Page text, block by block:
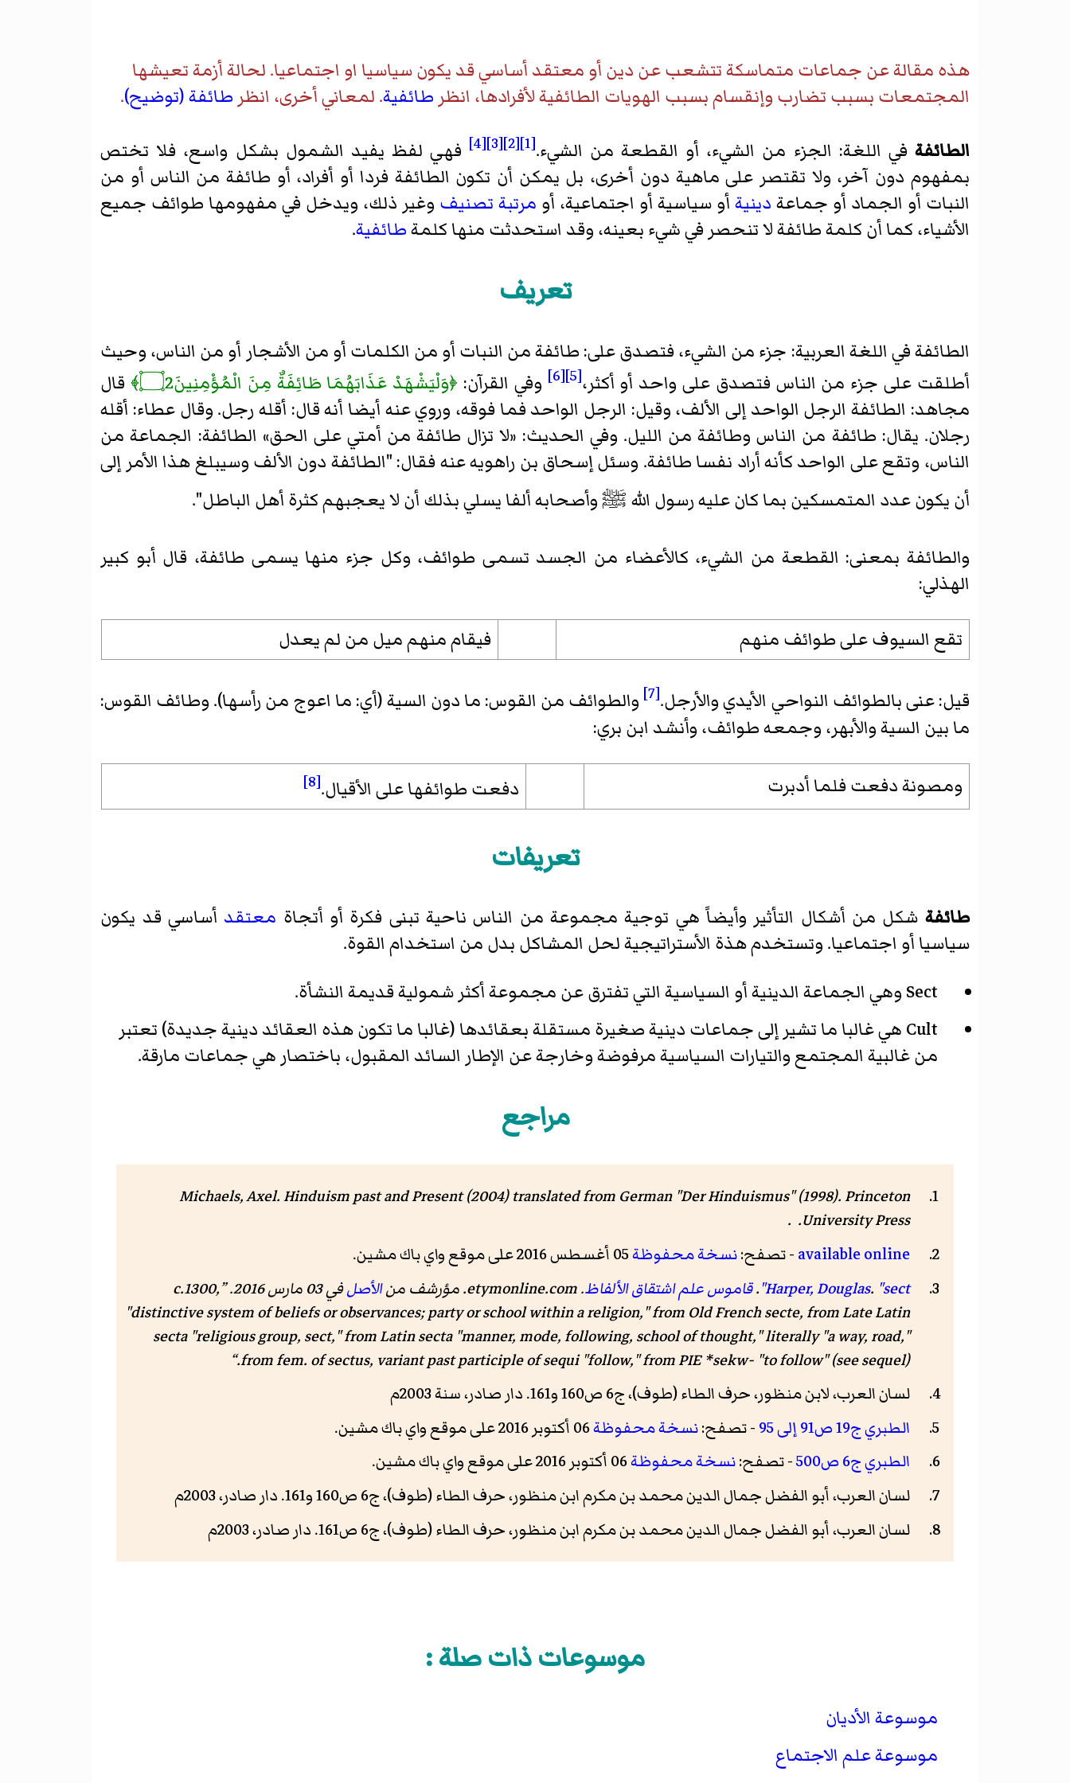
هذه مقالة عن جماعات متماسكة تتشعب عن دين أو معتقد أساسي قد يكون سياسيا او اجتماعيا. لحالة أزمة تعيشها
المجتمعات بسبب تضارب وإنقسام بسبب الهويات الطائفية لأفرادها، انظر طائفية. لمعاني أخرى، انظر طائفة (توضيح).
الطائفة في اللغة: الجزء من الشيء، أو القطعة من الشيء.[1]
[2]
[3]
[4]
فهي لفظ يفيد الشمول بشكل واسع، فلا تختص
بمفهوم دون آخر، ولا تقتصر على ماهية دون أخرى، بل يمكن أن تكون الطائفة فردا أو أفراد، أو طائفة من الناس أو من
النبات أو الجماد أو جماعة دينية أو سياسية أو اجتماعية، أو مرتبة تصنيف وغير ذلك، ويدخل في مفهومها طوائف جميع
الأشياء، كما أن كلمة طائفة لا تنحصر في شيء بعينه، وقد استحدثت منها كلمةطائفية.
تعريف
الطائفة في اللغة العربية: جزء من الشيء، فتصدق على: طائفة من النبات أو من الكلمات أو من الأشجار أو من الناس، وحيث
أطلقت على جزء من الناس فتصدق على واحد أو أكثر،[5]
[6] وفي القرآن: ﴿وَلْيَشْهَدْ عَذَابَهُمَا طَائِفَةٌ مِنَ الْمُؤْمِنِينَ۝2﴾
قال
مجاهد: الطائفة الرجل الواحد إلى الألف، وقيل: الرجل الواحد فما فوقه، وروي عنه أيضا أنه قال: أقله رجل. وقال عطاء: أقله
رجلان. يقال: طائفة من الناس وطائفة من الليل. وفي الحديث: «لا تزال طائفة من أمتي على الحق» الطائفة: الجماعة من
الناس، وتقع على الواحد كأنه أراد نفسا طائفة. وسئل إسحاق بن راهويه عنه فقال: "الطائفة دون الألف وسيبلغ هذا الأمر إلى
أن يكون عدد المتمسكين بما كان عليه رسول الله ﷺوأصحابه ألفا يسلي بذلك أن لا يعجبهم كثرة أهل الباطل".
والطائفة بمعنى: القطعة من الشيء، كالأعضاء من الجسد تسمى طوائف، وكل جزء منها يسمى طائفة، قال أبو كبير
الهذلي:
تقع السيوف على طوائف منهم فيقام منهم ميل من لم يعدل
قيل: عنى بالطوائف النواحي الأيدي والأرجل.[7]
والطوائف من القوس: ما دون السية (أي: ما اعوج من رأسها). وطائف القوس:
ما بين السية والأبهر، وجمعه طوائف، وأنشد ابن بري:
ومصونة دفعت فلما أدبرت دفعت طوائفها على الأقيال.[8]
تعريفات
طائفة شكل من أشكال التأثير وأيضاً هي توجية مجموعة من الناس ناحية تبنى فكرة أو أتجاة معتقد أساسي قد يكون
سياسيا أو اجتماعيا. وتستخدم هذة الأستراتيجية لحل المشاكل بدل من استخدام القوة.
Sect وهي الجماعة الدينية أو السياسية التي تفترق عن مجموعة أكثر شمولية قديمة النشأة.
Cult هي غالبا ما تشير إلى جماعات دينية صغيرة مستقلة بعقائدها (غالبا ما تكون هذه العقائد دينية جديدة) تعتبر
من غالبية المجتمع والتيارات السياسية مرفوضة وخارجة عن الإطار السائد المقبول، باختصار هي جماعات مارقة.
مراجع
Michaels, Axel.Hinduism past and Present (2004) translated from German "Der Hinduismus" (1998). Princeton
University Press. .
available online - تصفح:نسخة محفوظة05 أغسطس 2016 على موقع واي باك مشين.
Harper, Douglas. "sect"
.قاموس علم اشتقاق الألفاظ. etymonline.com. مؤرشف من الأصلفي 03 مارس 2016 .
c.1300,
"distinctive system of beliefs or observances; party or school within a religion," from Old French secte, from Late Latin
secta "religious group, sect," from Latin secta "manner, mode, following, school of thought," literally "a way, road,"
from fem. of sectus, variant past participle of sequi "follow," from PIE *sekw- "to follow" (see sequel).
لسان العرب، لابن منظور، حرف الطاء (طوف)، ج6 ص160 و161. دار صادر، سنة 2003م
الطبري ج19 ص91 إلى 95
- تصفح:نسخة محفوظة06 أكتوبر 2016 على موقع واي باك مشين.
الطبري ج6 ص500
- تصفح:نسخة محفوظة06 أكتوبر 2016 على موقع واي باك مشين.
لسان العرب، أبو الفضل جمال الدين محمد بن مكرم ابن منظور، حرف الطاء (طوف)، ج6 ص160 و161. دار صادر، 2003م
لسان العرب، أبو الفضل جمال الدين محمد بن مكرم ابن منظور، حرف الطاء (طوف)، ج6 ص161. دار صادر، 2003م
موسوعات ذات صلة :
موسوعة الأديان
موسوعة علم الاجتماع